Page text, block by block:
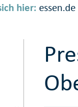
hier: essen.de